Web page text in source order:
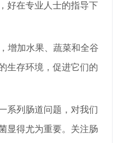
好在专业人士的指导下
增加水果、蔬菜和全谷
生存环境，促进它们的
系列肠道问题，对我们
显得尤为重要。关注肠